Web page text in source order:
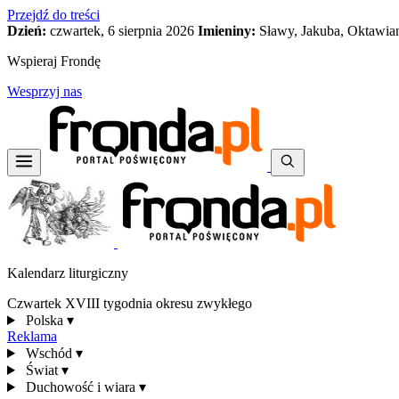
Przejdź do treści
Dzień: czwartek, 6 sierpnia 2026 Imieniny: Sławy, Jakuba,
Wspieraj Frondę
Wesprzyj nas
Kalendarz liturgiczny
Czwartek XVIII tygodnia okresu zwykłego
Polska ▾
Reklama
Wschód ▾
Świat ▾
Duchowość i wiara ▾